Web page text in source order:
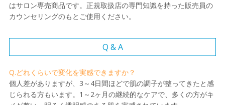
はサロン専売商品です。正規取扱店の専門知識を持った販売員の
カウンセリングのもとご使用ください。
Q & A
Q.どれくらいで変化を実感できますか？
個人差がありますが、3～4日間ほどで肌の調子が整ってきたと感
じられる方もいます。1～2ヶ月の継続的なケアで、多くの方がキ